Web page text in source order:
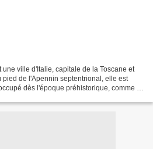
ville d'Italie, capitale de la Toscane et
de l'Apennin septentrional, elle est
dès l'époque préhistorique, comme le